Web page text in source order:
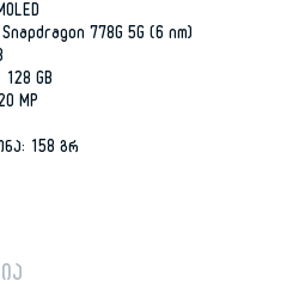
778G 5G (6 nm)
GB
MP
158 გრ